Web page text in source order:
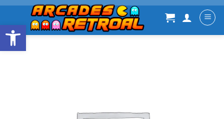
Abrir barra de herramientas